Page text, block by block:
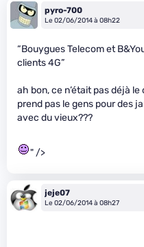
pyro-700
Le 02/06/2014 à 08h22
“Bouygues Telecom et
clients 4G”
ah bon, ce n’était pas déjà
prend pas le gens pour des
avec du vieux???
" />
jeje07
Le 02/06/2014 à 08h27